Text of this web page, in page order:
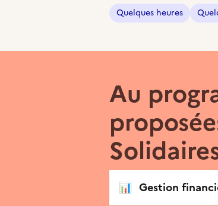
Quelques heures
Au
📊 Gestion